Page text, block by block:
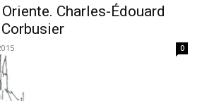
Charles-Édouard
0